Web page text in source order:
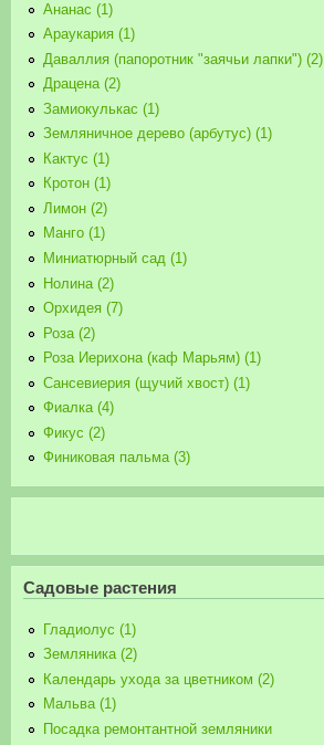
Ананас (1)
Араукария (1)
Даваллия (папоротник "заячьи лапки") (2)
Драцена (2)
Замиокулькас (1)
Земляничное дерево (арбутус) (1)
Кактус (1)
Кротон (1)
Лимон (2)
Манго (1)
Миниатюрный сад (1)
Нолина (2)
Орхидея (7)
Роза (2)
Роза Иерихона (каф Марьям) (1)
Сансевиерия (щучий хвост) (1)
Фиалка (4)
Фикус (2)
Финиковая пальма (3)
Садовые растения
Гладиолус (1)
Земляника (2)
Календарь ухода за цветником (2)
Мальва (1)
Посадка ремонтантной земляники